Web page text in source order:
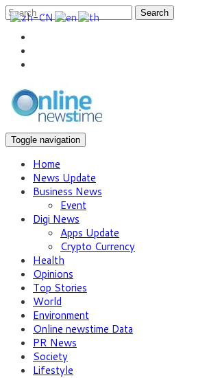
Search
Toggle navigation
Home
News Update
Business News
Event
Digi News
Apps Update
Crypto Currency
Health
Opinions
Top Stories
World
Environment
Online newstime Data
PR News
Society
Lifestyle